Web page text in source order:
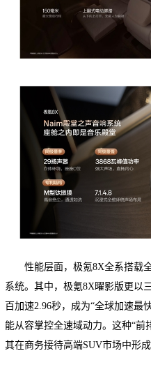
性能层面，极氪8X全系搭载
系统。其中，极氪8X曜影版更以
百加速2.96秒，成为“全球加速最
能从容掌控全速域动力。这种“前
其在商务接待高端SUV市场中形成